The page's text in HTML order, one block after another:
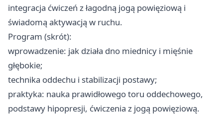
integracja ćwiczeń z łagodną jogą powięziową i
świadomą aktywacją w ruchu.
Program (skrót):
wprowadzenie: jak działa dno miednicy i mięśnie
głębokie;
technika oddechu i stabilizacji postawy;
praktyka: nauka prawidłowego toru oddechowego,
podstawy hipopresji, ćwiczenia z jogą powięziową.